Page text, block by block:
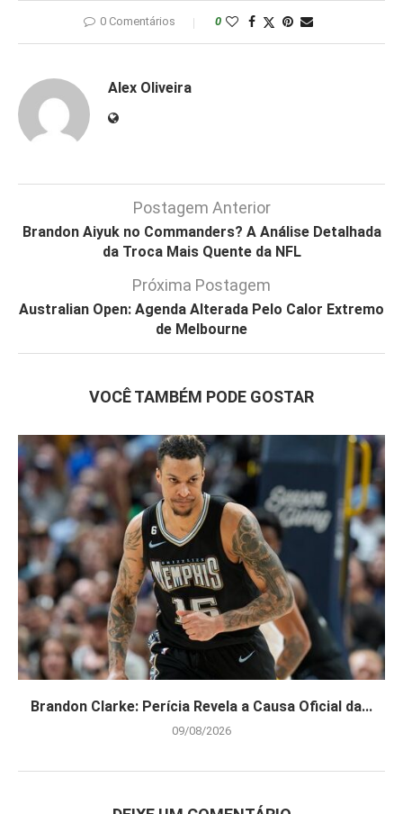
0 Comentários 0
Alex Oliveira
Postagem Anterior
Brandon Aiyuk no Commanders? A Análise Detalhada
da Troca Mais Quente da NFL
Próxima Postagem
Australian Open: Agenda Alterada Pelo Calor Extremo
de Melbourne
VOCÊ TAMBÉM PODE GOSTAR
Brandon Clarke: Perícia Revela a Causa Oficial da...
09/08/2026